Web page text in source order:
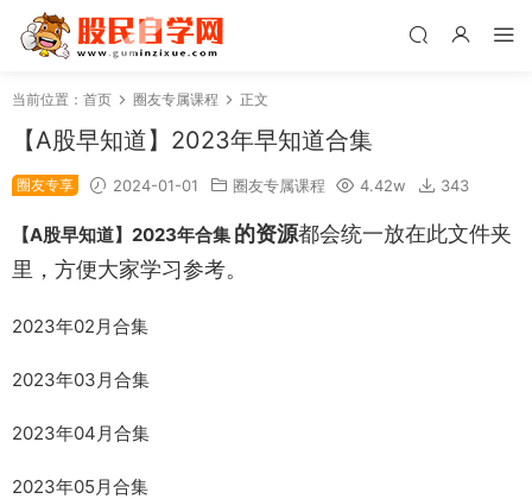
当前位置： 首页 圈友专属课程 正文
【A股早知道】2023年早知道合集
圈友专享 2024-01-01 圈友专属课程 4.42w 343
【A股早知道】2023年合集 的资源都会统一放在此文件夹
里，方便大家学习参考。
2023年02月合集
2023年03月合集
2023年04月合集
2023年05月合集